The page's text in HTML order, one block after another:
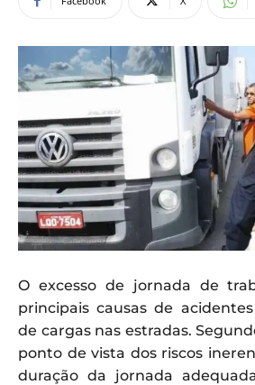
O excesso de jornada de
principais causas de
de cargas nas estradas.
ponto de vista dos riscos
duração da jornada